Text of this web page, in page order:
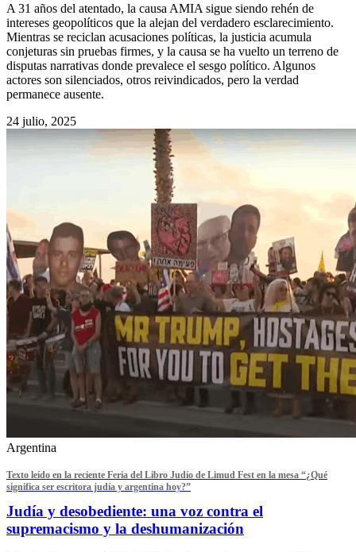
A 31 años del atentado, la causa AMIA sigue siendo rehén de
intereses geopolíticos que la alejan del verdadero esclarecimiento.
Mientras se reciclan acusaciones políticas, la justicia acumula
conjeturas sin pruebas firmes, y la causa se ha vuelto un terreno de
disputas narrativas donde prevalece el sesgo político. Algunos
actores son silenciados, otros reivindicados, pero la verdad
permanece ausente.
24 julio, 2025
Argentina
Texto leído en la reciente Feria del Libro Judío de Limud Fest en la mesa “¿Qué
significa ser escritora judía y argentina hoy?”
Judía y desobediente: una voz contra el
supremacismo y la deshumanización